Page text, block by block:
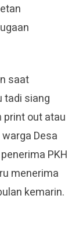
saat
tadi siang
out atau
Desa
PKH
menerima
kemarin.